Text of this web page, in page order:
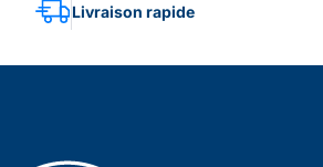
Livraison rapide